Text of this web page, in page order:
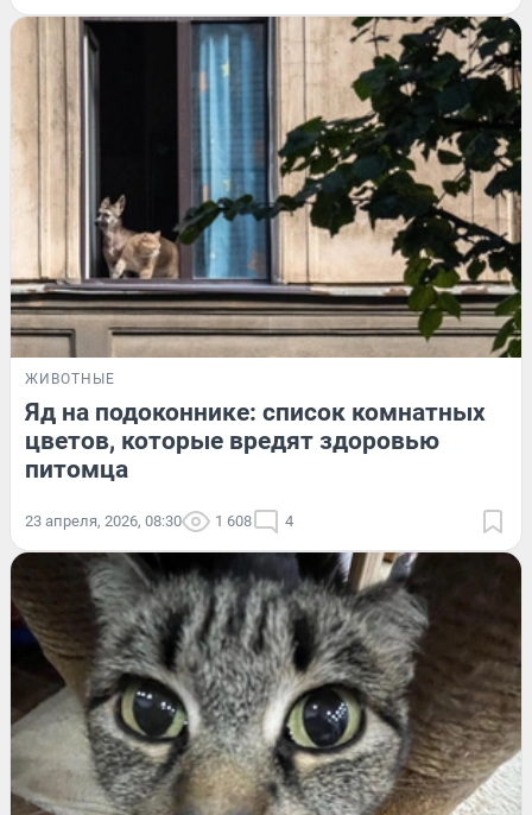
ЖИВОТНЫЕ
Яд на подоконнике: список комнатных
цветов, которые вредят здоровью
питомца
23 апреля, 2026, 08:30 1 608 4